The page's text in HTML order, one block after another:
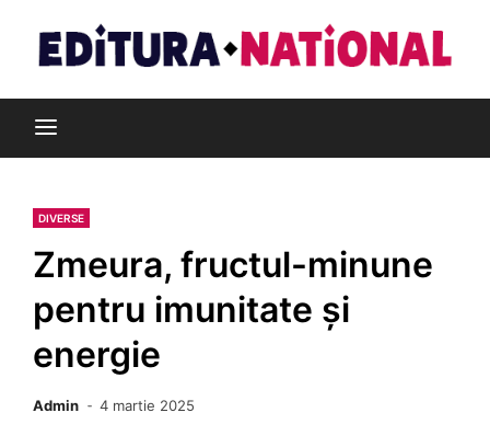
content
Editura Național
DIVERSE
Zmeura, fructul-minune
pentru imunitate și
energie
Admin 4 martie 2025